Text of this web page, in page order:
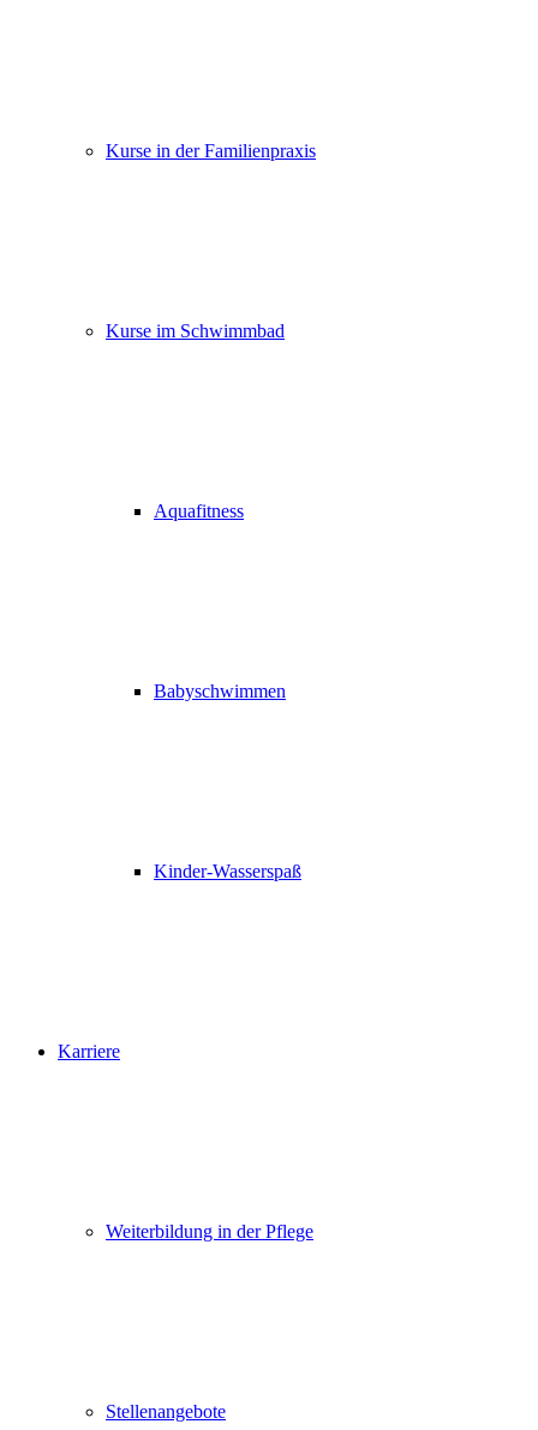
Kurse in der Familienpraxis
Kurse im Schwimmbad
Aquafitness
Babyschwimmen
Kinder-Wasserspaß
Karriere
Weiterbildung in der Pflege
Stellenangebote